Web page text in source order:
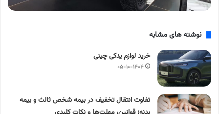
نوشته های مشابه
خرید لوازم یدکی چینی
۰۵-۱۰-۱۴۰۴
تفاوت انتقال تخفیف در بیمه شخص ثالث و بیمه